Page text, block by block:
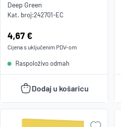
Deep Green
Kat. broj:242701-EC
Cijena:
4,67 €
Cijena s uključenim PDV-om
Raspoloživo odmah
Dodaj u košaricu